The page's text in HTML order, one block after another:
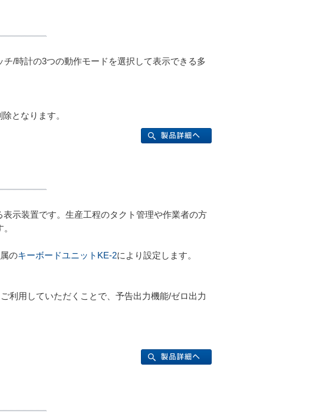
/時計の3つの動作モードを選択して表示できる多
となります。
示装置です。生産工程のタクト管理や作業者の方
のキーボードユニットKE-2により設定します。
利用していただくことで、予告出力機能/ゼロ出力